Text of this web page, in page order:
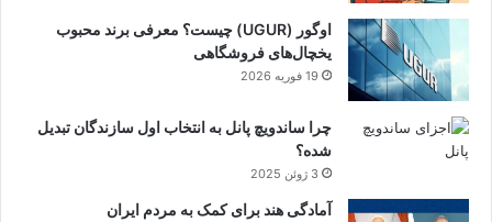
اوگور (UGUR) چیست؟ معرفی برند محبوب
یخچال‌های فروشگاهی
19 فوریه 2026
چرا ساندویچ پانل به انتخاب اول سازندگان تبدیل
شده؟
3 ژوئن 2025
آمادگی هند برای کمک به مردم ایران